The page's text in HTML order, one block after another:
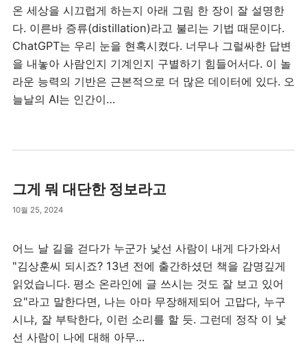
온 세상을 시끄럽게 하는지 아래 그림 한 장이 잘 설명한
다. 이른바 증류(distillation)라고 불리는 기법 때문이다.
ChatGPT는 우리 눈을 현혹시켰다. 너무나 그럴싸한 답변
을 내놓아 사람인지 기계인지 구별하기 힘들어서다. 이 놀
라운 능력의 기반은 근본적으로 더 많은 데이터에 있다. 오
늘날의 AI는 인간이…
그게 뭐 대단한 정보라고
10월 25, 2024
어느 날 길을 걷다가 누군가 낯선 사람이 내게 다가와서
"김상훈씨 되시죠? 13년 전에 출간하셨던 책을 감명깊게
읽었습니다. 평소 온라인에 글 쓰시는 것도 잘 보고 있어
요"라고 말한다면, 나는 아마 무장해제되어 고맙다, 누구
시냐, 잘 부탁한다, 이런 소리를 할 듯. 그런데 정작 이 낯
선 사람이 나에 대해 아무…